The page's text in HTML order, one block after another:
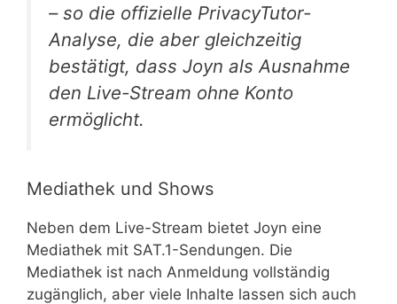
– so die offizielle PrivacyTutor-
Analyse, die aber gleichzeitig
bestätigt, dass Joyn als Ausnahme
den Live-Stream ohne Konto
ermöglicht.
Mediathek und Shows
Neben dem Live-Stream bietet Joyn eine
Mediathek mit SAT.1-Sendungen. Die
Mediathek ist nach Anmeldung vollständig
zugänglich, aber viele Inhalte lassen sich auch